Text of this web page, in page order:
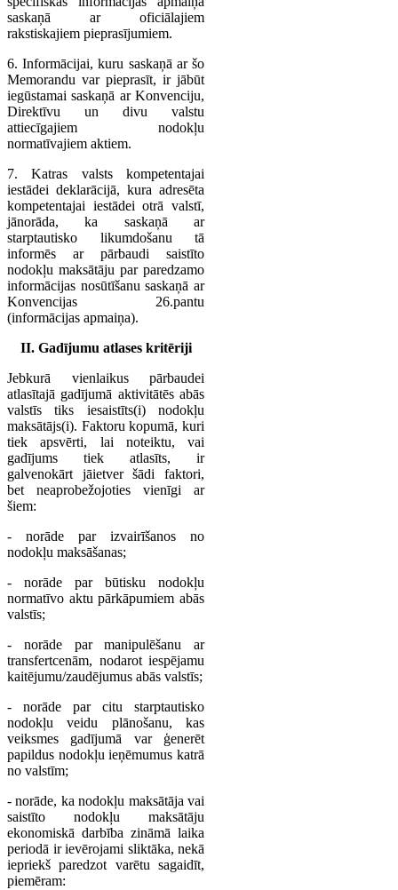
saskaņā ar oficiālajiem
rakstiskajiem pieprasījumiem.
6. Informācijai, kuru saskaņā ar šo
Memorandu var pieprasīt, ir jābūt
iegūstamai saskaņā ar Konvenciju,
Direktīvu un divu valstu
attiecīgajiem nodokļu
normatīvajiem aktiem.
7. Katras valsts kompetentajai
iestādei deklarācijā, kura adresēta
kompetentajai iestādei otrā valstī,
jānorāda, ka saskaņā ar
starptautisko likumdošanu tā
informēs ar pārbaudi saistīto
nodokļu maksātāju par paredzamo
informācijas nosūtīšanu saskaņā ar
Konvencijas 26.pantu
(informācijas apmaiņa).
II. Gadījumu atlases kritēriji
Jebkurā vienlaikus pārbaudei
atlasītajā gadījumā aktivitātēs abās
valstīs tiks iesaistīts(i) nodokļu
maksātājs(i). Faktoru kopumā, kuri
tiek apsvērti, lai noteiktu, vai
gadījums tiek atlasīts, ir
galvenokārt jāietver šādi faktori,
bet neaprobežojoties vienīgi ar
šiem:
- norāde par izvairīšanos no
nodokļu maksāšanas;
- norāde par būtisku nodokļu
normatīvo aktu pārkāpumiem abās
valstīs;
- norāde par manipulēšanu ar
transfertcenām, nodarot iespējamu
kaitējumu/zaudējumus abās valstīs;
- norāde par citu starptautisko
nodokļu veidu plānošanu, kas
veiksmes gadījumā var ģenerēt
papildus nodokļu ieņēmumus katrā
no valstīm;
- norāde, ka nodokļu maksātāja vai
saistīto nodokļu maksātāju
ekonomiskā darbība zināmā laika
periodā ir ievērojami sliktāka, nekā
iepriekš paredzot varētu sagaidīt,
piemēram: